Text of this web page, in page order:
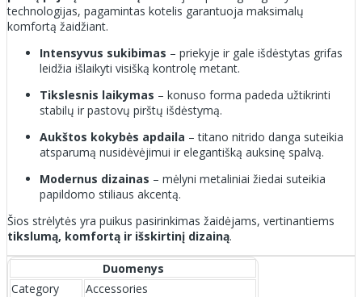
technologijas, pagamintas kotelis garantuoja maksimalų
komfortą žaidžiant.
Intensyvus sukibimas – priekyje ir gale išdėstytas grifas
leidžia išlaikyti visišką kontrolę metant.
Tikslesnis laikymas – konuso forma padeda užtikrinti
stabilų ir pastovų pirštų išdėstymą.
Aukštos kokybės apdaila – titano nitrido danga suteikia
atsparumą nusidėvėjimui ir elegantišką auksinę spalvą.
Modernus dizainas – mėlyni metaliniai žiedai suteikia
papildomo stiliaus akcentą.
Šios strėlytės yra puikus pasirinkimas žaidėjams, vertinantiems
tikslumą, komfortą ir išskirtinį dizainą.
Duomenys
Category
Accessories